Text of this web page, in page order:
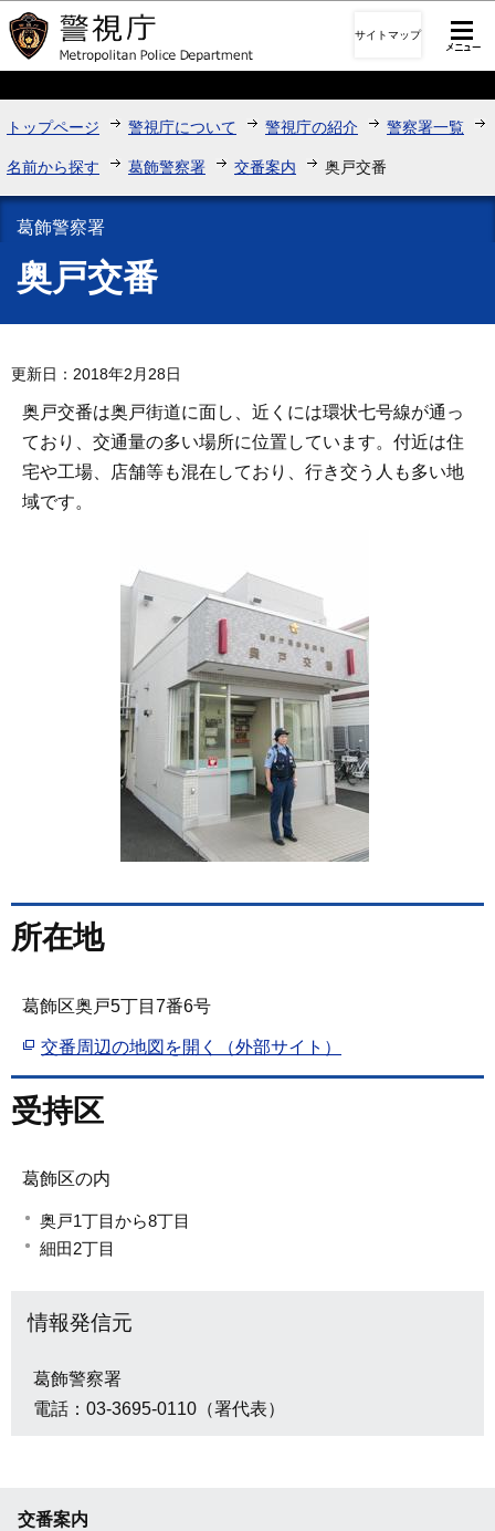
このページの本文へ移動
サイトマップ
トップページ 警視庁について 警視庁の紹介 警察署一覧
名前から探す 葛飾警察署 交番案内 奥戸交番
葛飾警察署
奥戸交番
更新日：2018年2月28日
奥戸交番は奥戸街道に面し、近くには環状七号線が通っ
ており、交通量の多い場所に位置しています。付近は住
宅や工場、店舗等も混在しており、行き交う人も多い地
域です。
所在地
葛飾区奥戸5丁目7番6号
交番周辺の地図を開く（外部サイト）
受持区
葛飾区の内
奥戸1丁目から8丁目
細田2丁目
情報発信元
葛飾警察署
電話：03-3695-0110（署代表）
交番案内